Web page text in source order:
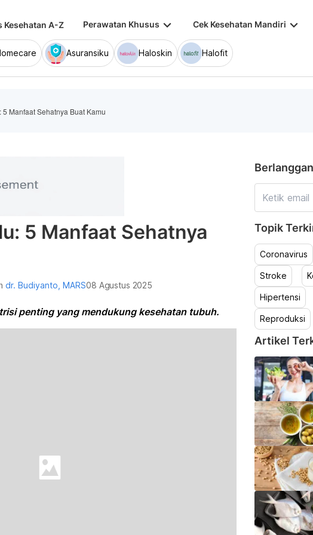
Kesehatan A-Z Perawatan Khusus keyboard_arrow_down Cek Kesehatan Mandiri keyboard_arrow_down
Asuransiku Haloskin Halofit
Manfaat Sehatnya Buat Kamu
5 Manfaat Sehatnya
dr. Budiyanto, MARS08 Agustus 2025
penting yang mendukung kesehatan tubuh.
Topik
Coronavirus
Stroke
Hipertensi
Reproduksi
Artikel